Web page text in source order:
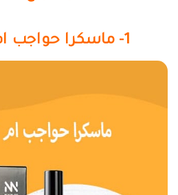
1- ماسكرا حواجب ام ان- بني 02